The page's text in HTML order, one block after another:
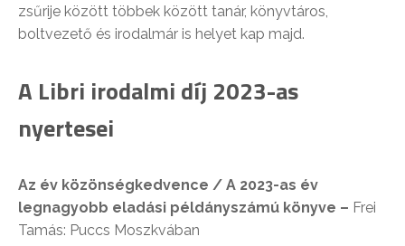
zsűrije között többek között tanár, könyvtáros,
boltvezető és irodalmár is helyet kap majd.
A Libri irodalmi díj 2023-as
nyertesei
Az év közönségkedvence / A 2023-as év
legnagyobb eladási példányszámú könyve – Frei
Tamás: Puccs Moszkvában